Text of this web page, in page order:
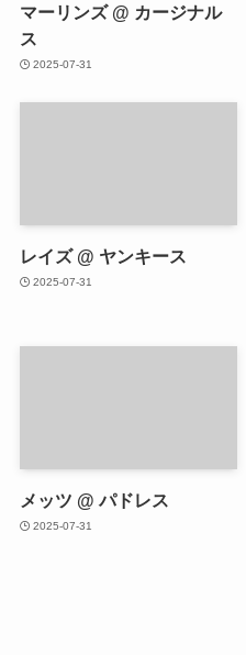
マーリンズ @ カージナル
ス
2025-07-31
レイズ @ ヤンキース
2025-07-31
メッツ @ パドレス
2025-07-31